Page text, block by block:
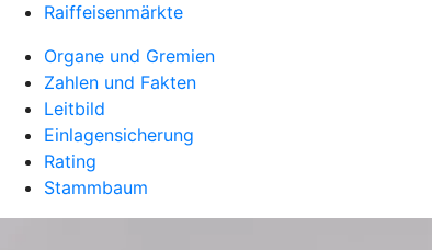
Raiffeisenmärkte
Organe und Gremien
Zahlen und Fakten
Leitbild
Einlagensicherung
Rating
Stammbaum